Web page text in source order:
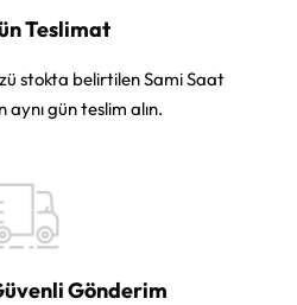
Teslimat
stokta belirtilen Sami Saat
gün teslim alın.
Gönderim